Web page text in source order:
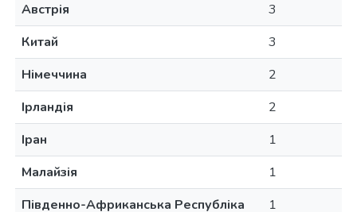
Австрія
3
Китай
3
Німеччина
2
Ірландія
2
Іран
1
Малайзія
1
Південно-Африканська Республіка
1